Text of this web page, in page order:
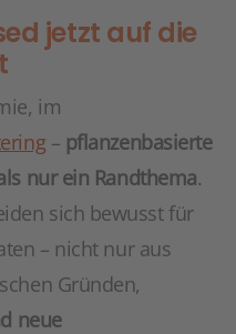
jetzt auf die
im
– pflanzenbasierte
nur ein Randthema.
sich bewusst für
– nicht nur aus
Gründen,
neue